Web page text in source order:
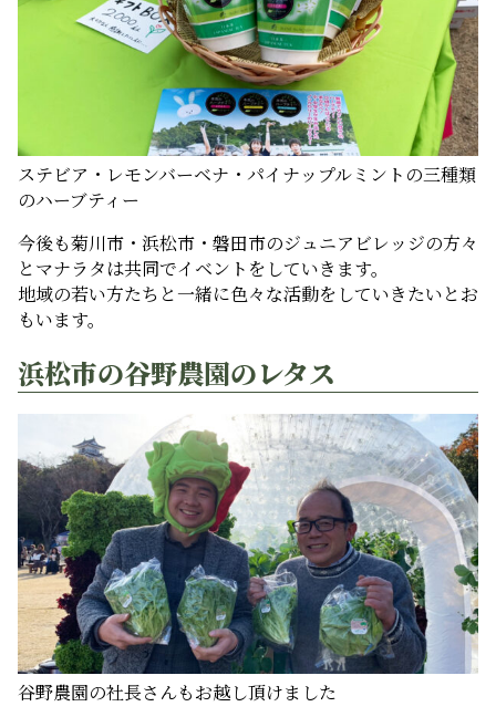
ステビア・レモンバーベナ・パイナップルミントの三種類
のハーブティー
今後も菊川市・浜松市・磐田市のジュニアビレッジの方々
とマナラタは共同でイベントをしていきます。
地域の若い方たちと一緒に色々な活動をしていきたいとお
もいます。
浜松市の谷野農園のレタス
谷野農園の社長さんもお越し頂けました